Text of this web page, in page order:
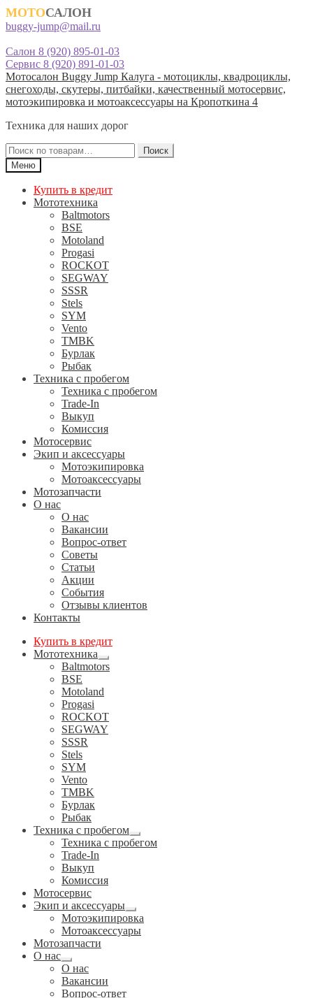
МОТОСАЛОН
buggy-jump@mail.ru
Салон 8 (920) 895-01-03
Сервис 8 (920) 891-01-03
Перейти
к
навигации
Перейти
к
содержимому
Мотосалон Buggy Jump Калуга - мотоциклы, квадроциклы,
снегоходы, скутеры, питбайки, качественный мотосервис,
мотоэкипировка и мотоаксессуары на Кропоткина 4
Техника для наших дорог
Искать:
Поиск
Меню
Купить в кредит
Мототехника
Baltmotors
BSE
Motoland
Progasi
ROCKOT
SEGWAY
SSSR
Stels
SYM
Vento
TMBK
Бурлак
Рыбак
Техника с пробегом
Техника с пробегом
Trade-In
Выкуп
Комиссия
Мотосервис
Экип и аксессуары
Мотоэкипировка
Мотоаксессуары
Мотозапчасти
О нас
О нас
Вакансии
Вопрос-ответ
Советы
Статьи
Акции
События
Отзывы клиентов
Контакты
Купить в кредит
Мототехника
Развернутое
вложенное
Baltmotors
BSE
Motoland
Progasi
ROCKOT
SEGWAY
SSSR
Stels
SYM
Vento
TMBK
Бурлак
Рыбак
Техника с пробегом
Развернутое
вложенное
Техника с пробегом
Trade-In
Выкуп
Комиссия
Мотосервис
Экип и аксессуары
Развернутое
вложенное
меню
Мотоэкипировка
Мотоаксессуары
Мотозапчасти
О нас
Развернутое
вложенное
меню
О нас
Вакансии
Вопрос-ответ